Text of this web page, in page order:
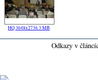
HQ 3648x2736 3 MB
Odkazy v